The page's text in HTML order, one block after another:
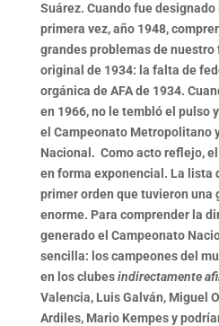
Suárez. Cuando fue
primera vez, año 1948,
grandes problemas de
original de 1934: la falta de
orgánica de AFA de 1934.
en 1966, no le tembló el pulso
el Campeonato Metropolitano
Nacional. Como acto reflejo,
en forma exponencial. La lista
primer orden que tuvieron una
enorme. Para comprender la
generado el Campeonato
sencilla: los campeones del
en los clubesindirectamente
Valencia, Luis Galván,Miguel
Ardiles, Mario Kempesy